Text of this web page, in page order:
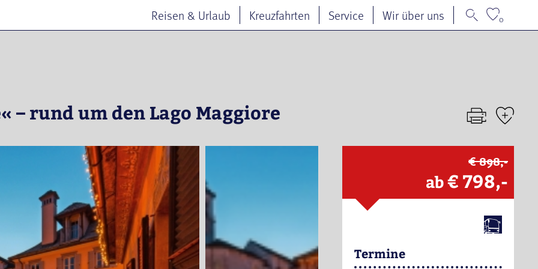
Reisen & Urlaub Kreuzfahrten Service Wir über uns 0
– rund um den Lago Maggiore
€ 898,-
ab€ 798,-
Termine